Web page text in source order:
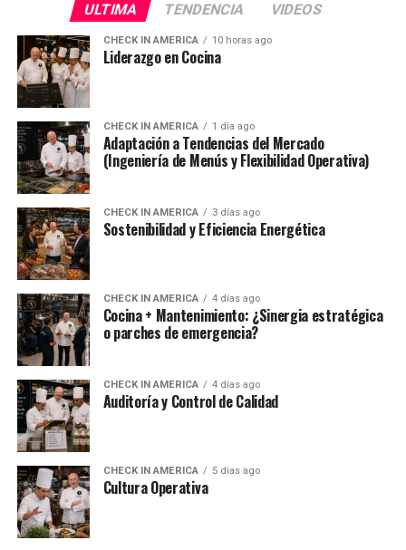
ULTIMA TENDENCIA VIDEOS
CHECK IN AMERICA 10 horas ago
Liderazgo en Cocina
CHECK IN AMERICA 1 día ago
Adaptación a Tendencias del Mercado
(Ingeniería de Menús y Flexibilidad Operativa)
CHECK IN AMERICA 3 días ago
Sostenibilidad y Eficiencia Energética
CHECK IN AMERICA 4 días ago
Cocina + Mantenimiento: ¿Sinergia estratégica
o parches de emergencia?
CHECK IN AMERICA 4 días ago
Auditoría y Control de Calidad
CHECK IN AMERICA 5 días ago
Cultura Operativa